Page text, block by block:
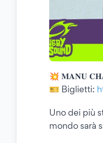
💥 𝐌𝐀𝐍𝐔
🎫 Biglietti:
Uno dei più
mondo sarà